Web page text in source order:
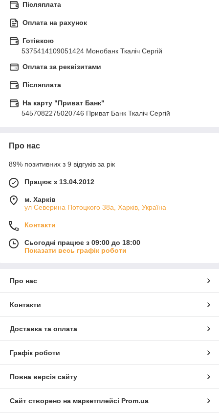
Післяплата
Оплата на рахунок
Готівкою
5375414109051424 Монобанк Ткаліч Сергій
Оплата за реквізитами
Післяплата
На карту "Приват Банк"
5457082275020746 Приват Банк Ткаліч Сергій
Про нас
89% позитивних з 9 відгуків за рік
Працює з 13.04.2012
м. Харків
ул Северина Потоцкого 38а, Харків, Україна
Контакти
Сьогодні працює з 09:00 до 18:00
Показати весь графік роботи
Про нас
Контакти
Доставка та оплата
Графік роботи
Повна версія сайту
Сайт створено на маркетплейсі Prom.ua